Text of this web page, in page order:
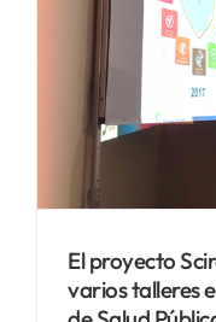
El proyecto
varios talleres